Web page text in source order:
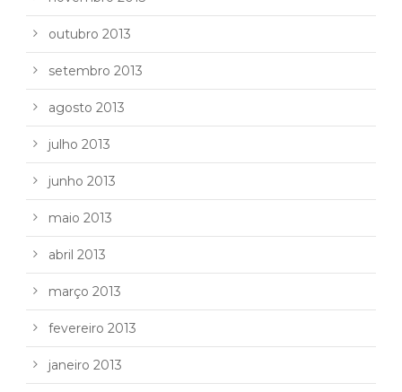
outubro 2013
setembro 2013
agosto 2013
julho 2013
junho 2013
maio 2013
abril 2013
março 2013
fevereiro 2013
janeiro 2013